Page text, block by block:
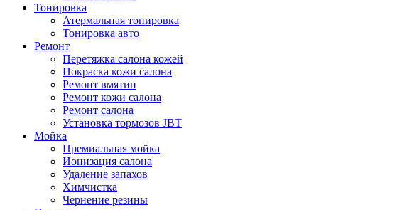
Тонировка
Атермальная тонировка
Тонировка авто
Ремонт
Перетяжка салона кожей
Покраска кожи салона
Ремонт вмятин
Ремонт кожи салона
Ремонт салона
Установка тормозов JBT
Мойка
Премиальная мойка
Ионизация салона
Удаление запахов
Химчистка
Чернение резины